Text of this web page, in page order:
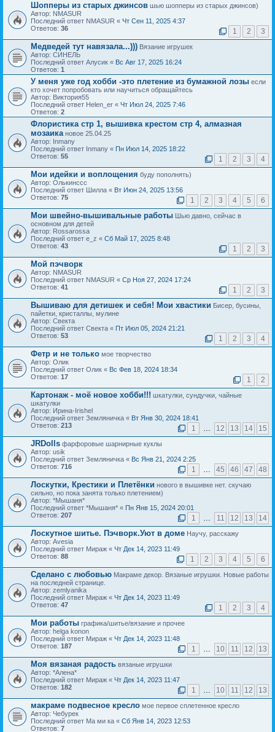
Шопперы из старых джинсов шью шопперы из старых джинсов)
Автор: NMASUR
Последний ответ NMASUR « Чт Сен 11, 2025 4:37
Ответов: 36 1 2 3
Медведей тут навязала...))) Вязание игрушек
Автор: СИНЕЛЬ
Последний ответ Алусик « Вс Авг 17, 2025 16:24
Ответов: 1
У меня уже год хобби -это плетение из бумажной лозы если
кто хочет попробовать или научиться обращайтесь
Автор: Виктория55
Последний ответ Helen_er « Чт Июл 24, 2025 7:46
Ответов: 2
Флористика стр 1, вышивка крестом стр 4, алмазная
мозаика новое 25.04.25
Автор: Inmany
Последний ответ Inmany « Пн Июл 14, 2025 18:22
Ответов: 55 1 2 3 4
Мои идейки и воплощения буду пополнять)
Автор: Олькинссс
Последний ответ Шилла « Вт Июн 24, 2025 13:56
Ответов: 75 1 2 3 4 5 6
Мои швейно-вышивальные работы Шью давно, сейчас в
основном для детей
Автор: Rossarossa
Последний ответ e_z « Сб Май 17, 2025 8:48
Ответов: 43 1 2 3
Мой пэчворк
Автор: NMASUR
Последний ответ NMASUR « Ср Ноя 27, 2024 17:24
Ответов: 41 1 2 3
Вышиваю для детишек и себя! Мои хвастики Бисер, бусины,
пайетки, кристаллы, мулине
Автор: Свекта
Последний ответ Свекта « Пт Июл 05, 2024 21:21
Ответов: 53 1 2 3 4
Фетр и не только мое творчество
Автор: Олик
Последний ответ Олик « Вс Фев 18, 2024 18:34
Ответов: 17 1 2
Картонаж - моё новое хобби!!! шкатулки, сундучки, чайные
шкатулки
Автор: Ирина-Irishel
Последний ответ Земляничка « Вт Янв 30, 2024 18:41
Ответов: 213 1 … 12 13 14 15
JRDolls фарфоровые шарнирные куклы
Автор: usik
Последний ответ Земляничка « Вс Янв 21, 2024 2:25
Ответов: 716 1 … 45 46 47 48
Лоскутки, Крестики и Плетёнки нового в вышивке нет. скучаю
сильно, но пока занята только плетением)
Автор: *Мышаня*
Последний ответ *Мышаня* « Пн Янв 15, 2024 20:01
Ответов: 207 1 … 11 12 13 14
Лоскутное шитье. Пэчворк.Уют в доме Научу, расскажу
Автор: Avesia
Последний ответ Мираж « Чт Дек 14, 2023 11:49
Ответов: 88 1 2 3 4 5 6
Сделано с любовью Макраме декор. Вязаные игрушки. Новые работы
на последней странице.
Автор: zemlyanika
Последний ответ Мираж « Чт Дек 14, 2023 11:49
Ответов: 47 1 2 3 4
Мои работы графика/шитье/вязание и прочее
Автор: helga konon
Последний ответ Мираж « Чт Дек 14, 2023 11:48
Ответов: 187 1 … 10 11 12 13
Моя вязаная радость вязаные игрушки
Автор: *Алена*
Последний ответ Мираж « Чт Дек 14, 2023 11:47
Ответов: 182 1 … 10 11 12 13
макраме подвесное кресло мое первое сплетенное кресло
Автор: Чебурек
Последний ответ Ма ми ка « Сб Янв 14, 2023 12:53
Ответов: 7